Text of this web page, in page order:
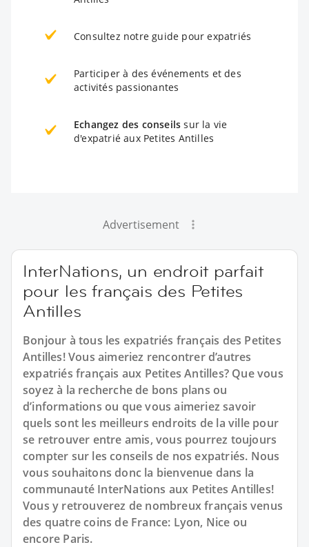
Consultez notre guide pour expatriés
Participer à des événements et des
activités passionantes
Echangez des conseils sur la vie
d'expatrié aux Petites Antilles
Advertisement
InterNations, un endroit parfait
pour les français des Petites
Antilles
Bonjour à tous les expatriés français des Petites
Antilles! Vous aimeriez rencontrer d’autres
expatriés français aux Petites Antilles? Que vous
soyez à la recherche de bons plans ou
d’informations ou que vous aimeriez savoir
quels sont les meilleurs endroits de la ville pour
se retrouver entre amis, vous pourrez toujours
compter sur les conseils de nos expatriés. Nous
vous souhaitons donc la bienvenue dans la
communauté InterNations aux Petites Antilles!
Vous y retrouverez de nombreux français venus
des quatre coins de France: Lyon, Nice ou
encore Paris.